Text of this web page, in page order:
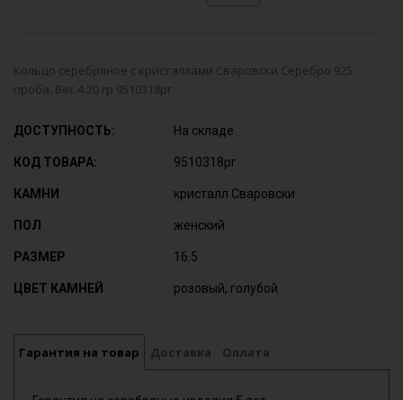
Кольцо серебряное с кристаллами Сваровски Серебро 925
проба. Вес 4.20 гр 9510318рг
ДОСТУПНОСТЬ: На складе
КОД ТОВАРА: 9510318рг
КАМНИ кристалл Сваровски
ПОЛ женский
РАЗМЕР 16.5
ЦВЕТ КАМНЕЙ розовый, голубой
Гарантия на товар Доставка Оплата